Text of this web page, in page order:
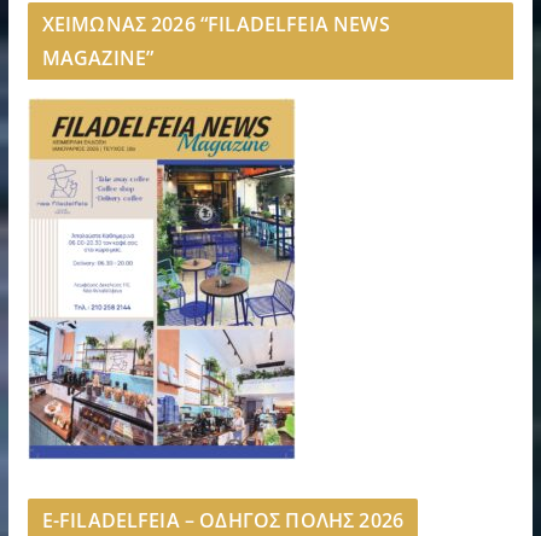
ΧΕΙΜΩΝΑΣ 2026 “FILADELFEIA NEWS
MAGAZINE”
E-FILADELFEIA – ΟΔΗΓΟΣ ΠΟΛΗΣ 2026